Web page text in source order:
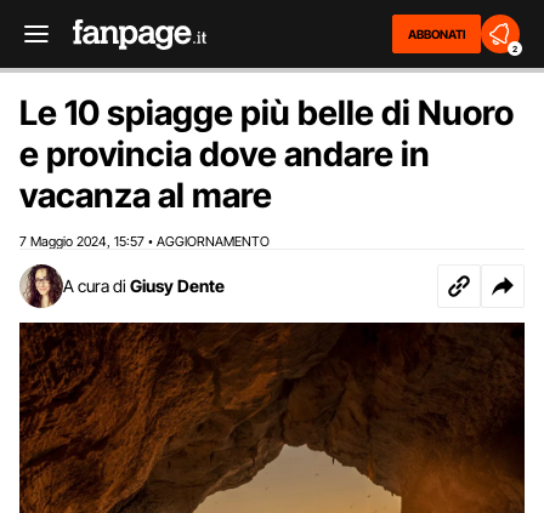
ABBONATI
2
Le 10 spiagge più belle di Nuoro
e provincia dove andare in
vacanza al mare
7 Maggio 2024 15:57 • AGGIORNAMENTO
A cura di Giusy Dente